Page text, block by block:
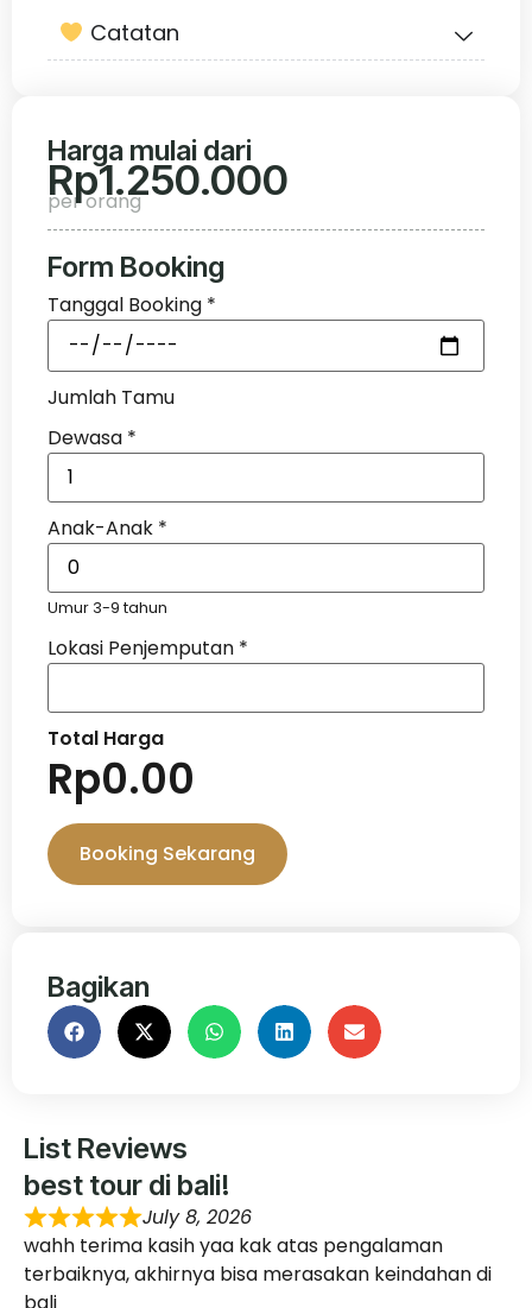
Catatan
Harga mulai dari
Rp1.250.000
per orang
Form Booking
Tanggal Booking *
Jumlah Tamu
Dewasa *
Anak-Anak *
Umur 3-9 tahun
Lokasi Penjemputan *
Total Harga
Rp0.00
Booking Sekarang
Bagikan
List Reviews
best tour di bali!
July 8, 2026
wahh terima kasih yaa kak atas pengalaman
terbaiknya, akhirnya bisa merasakan keindahan di